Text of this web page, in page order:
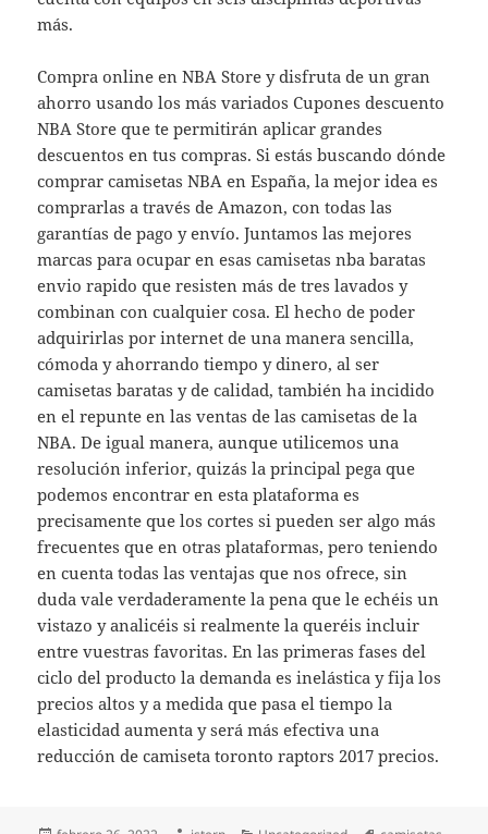
más.
Compra online en NBA Store y disfruta de un gran
ahorro usando los más variados Cupones descuento
NBA Store que te permitirán aplicar grandes
descuentos en tus compras. Si estás buscando dónde
comprar camisetas NBA en España, la mejor idea es
comprarlas a través de Amazon, con todas las
garantías de pago y envío. Juntamos las mejores
marcas para ocupar en esas camisetas nba baratas
envio rapido que resisten más de tres lavados y
combinan con cualquier cosa. El hecho de poder
adquirirlas por internet de una manera sencilla,
cómoda y ahorrando tiempo y dinero, al ser
camisetas baratas y de calidad, también ha incidido
en el repunte en las ventas de las camisetas de la
NBA. De igual manera, aunque utilicemos una
resolución inferior, quizás la principal pega que
podemos encontrar en esta plataforma es
precisamente que los cortes si pueden ser algo más
frecuentes que en otras plataformas, pero teniendo
en cuenta todas las ventajas que nos ofrece, sin
duda vale verdaderamente la pena que le echéis un
vistazo y analicéis si realmente la queréis incluir
entre vuestras favoritas. En las primeras fases del
ciclo del producto la demanda es inelástica y fija los
precios altos y a medida que pasa el tiempo la
elasticidad aumenta y será más efectiva una
reducción de camiseta toronto raptors 2017 precios.